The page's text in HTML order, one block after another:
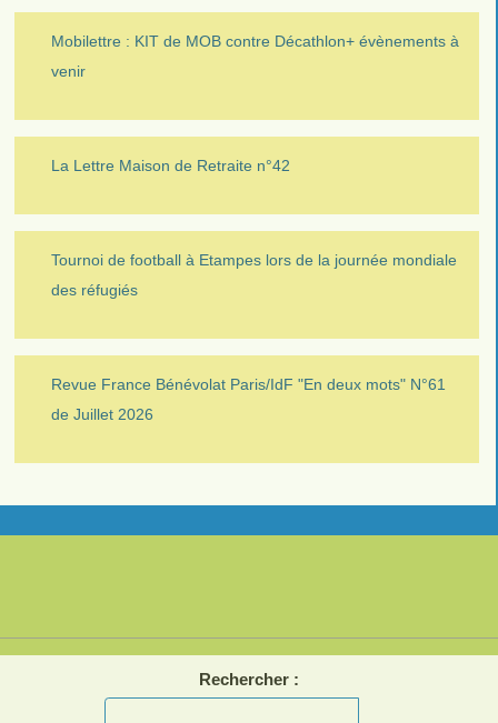
Mobilettre : KIT de MOB contre Décathlon+ évènements à
venir
La Lettre Maison de Retraite n°42
Tournoi de football à Etampes lors de la journée mondiale
des réfugiés
Revue France Bénévolat Paris/IdF "En deux mots" N°61
de Juillet 2026
Rechercher :